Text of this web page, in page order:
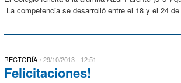
La competencia se desarrolló entre el 18 y el 24
RECTORÍA 29/10/2013 - 12:51
Felicitaciones!